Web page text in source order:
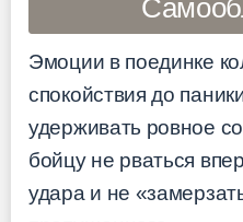
Эмоции в поединке
спокойствия до
удерживать ровное
бойцу не рваться
удара и не